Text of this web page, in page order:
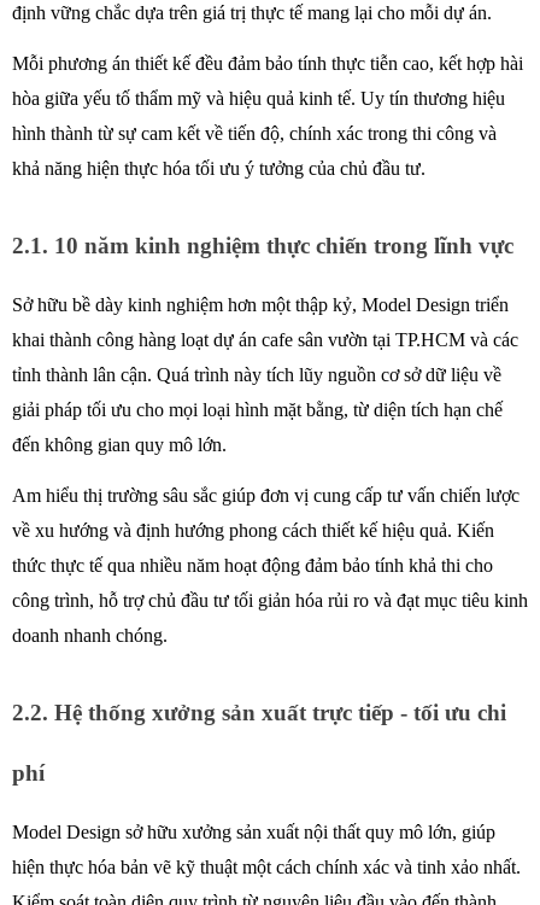
định vững chắc dựa trên giá trị thực tế mang lại cho mỗi dự án.
Mỗi phương án thiết kế đều đảm bảo tính thực tiễn cao, kết hợp hài
hòa giữa yếu tố thẩm mỹ và hiệu quả kinh tế. Uy tín thương hiệu
hình thành từ sự cam kết về tiến độ, chính xác trong thi công và
khả năng hiện thực hóa tối ưu ý tưởng của chủ đầu tư.
2.1. 10 năm kinh nghiệm thực chiến trong lĩnh vực
Sở hữu bề dày kinh nghiệm hơn một thập kỷ, Model Design triển
khai thành công hàng loạt dự án cafe sân vườn tại TP.HCM và các
tỉnh thành lân cận. Quá trình này tích lũy nguồn cơ sở dữ liệu về
giải pháp tối ưu cho mọi loại hình mặt bằng, từ diện tích hạn chế
đến không gian quy mô lớn.
Am hiểu thị trường sâu sắc giúp đơn vị cung cấp tư vấn chiến lược
về xu hướng và định hướng phong cách thiết kế hiệu quả. Kiến
thức thực tế qua nhiều năm hoạt động đảm bảo tính khả thi cho
công trình, hỗ trợ chủ đầu tư tối giản hóa rủi ro và đạt mục tiêu kinh
doanh nhanh chóng.
2.2. Hệ thống xưởng sản xuất trực tiếp - tối ưu chi
phí
Model Design sở hữu xưởng sản xuất nội thất quy mô lớn, giúp
hiện thực hóa bản vẽ kỹ thuật một cách chính xác và tinh xảo nhất.